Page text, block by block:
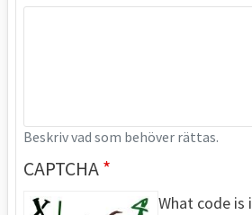
Beskriv vad som behöver rättas.
CAPTCHA
What code is